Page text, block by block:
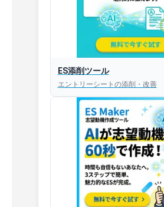
ES添削ツール
エントリーシートの添削・改善